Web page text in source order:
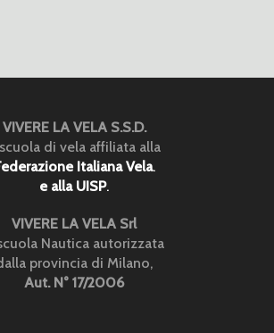
VIVERE LA VELA S.S.D.
di vela affiliata alla
Italiana Vela.
e alla UISP.
VIVERE LA VELA Srl
Nautica autorizzata
provincia di Milano,
Aut. N° 17/2006